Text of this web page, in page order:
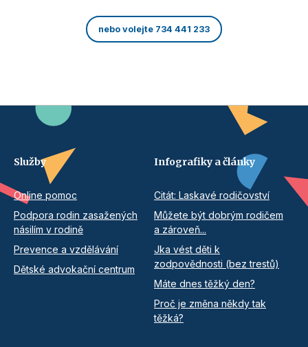
nebo volejte 734 441 233
Služby
Online pomoc
Podpora rodin zasažených
násilím v rodině
Prevence a vzdělávání
Dětské advokační centrum
Infografiky a články
Citát: Laskavé rodičovství
Můžete být dobrým rodičem
a zároveň...
Jka vést děti k
zodpovědnosti (bez trestů)
Máte dnes těžký den?
Proč je změna někdy tak
těžká?